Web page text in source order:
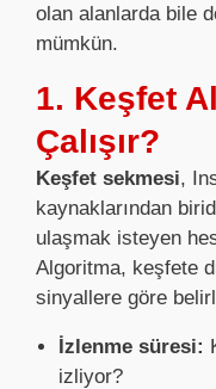
olan alanlarda bile
mümkün.
1. Keşfet
Çalışır?
Keşfet sekmesi,
kaynaklarından
ulaşmak isteyen
Algoritma, keşfete
sinyallere göre
İzlenme süresi:
izliyor?